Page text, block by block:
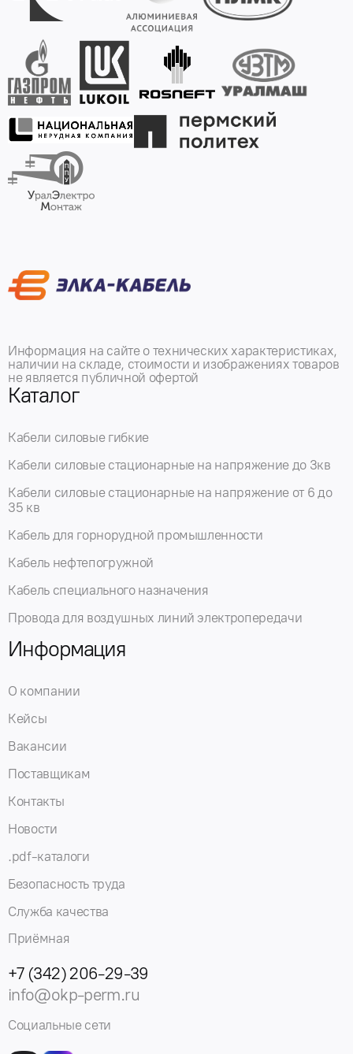
Информация на сайте о технических характеристиках,
наличии на складе, стоимости и изображениях товаров
не является публичной офертой
Каталог
Кабели силовые гибкие
Кабели силовые стационарные на напряжение до 3кв
Кабели силовые стационарные на напряжение от 6 до
35 кв
Кабель для горнорудной промышленности
Кабель нефтепогружной
Кабель специального назначения
Провода для воздушных линий электропередачи
Информация
О компании
Кейсы
Вакансии
Поставщикам
Контакты
Новости
.pdf-каталоги
Безопасность труда
Служба качества
Приёмная
+7 (342) 206-29-39
info@okp-perm.ru
Социальные сети